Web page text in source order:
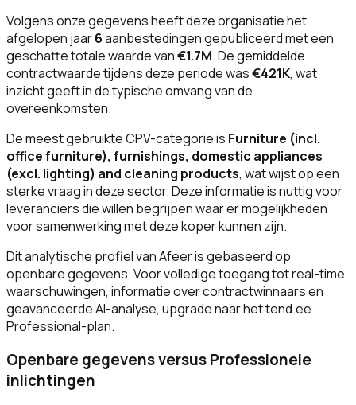
Volgens onze gegevens heeft deze organisatie het
afgelopen jaar6aanbestedingen gepubliceerd met een
geschatte totale waarde van€1.7M. De gemiddelde
contractwaarde tijdens deze periode was€421K, wat
inzicht geeft in de typische omvang van de
overeenkomsten.
De meest gebruikte CPV-categorie is Furniture (incl.
office furniture), furnishings, domestic appliances
(excl. lighting) and cleaning products, wat wijst op een
sterke vraag in deze sector. Deze informatie is nuttig voor
leveranciers die willen begrijpen waar er mogelijkheden
voor samenwerking met deze koper kunnen zijn.
Dit analytische profiel van Afeer is gebaseerd op
openbare gegevens. Voor volledige toegang tot real-time
waarschuwingen, informatie over contractwinnaars en
geavanceerde AI-analyse, upgrade naar het tend.ee
Professional-plan.
Openbare gegevens versus Professionele
inlichtingen